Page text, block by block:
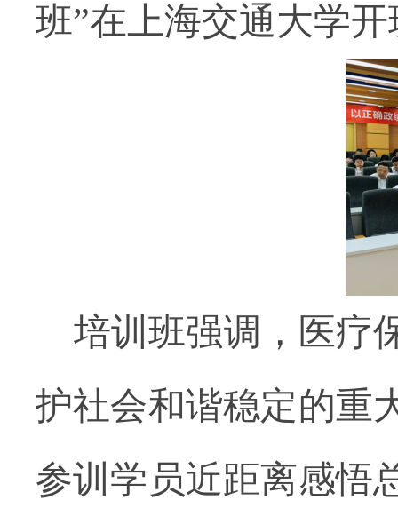
班”在上海交通大学
培训班强调， 医疗
护社会和谐稳定的重
参训学员近距离感悟